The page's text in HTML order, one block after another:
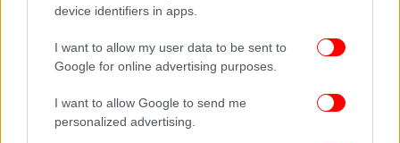
device identifiers in apps.
I want to allow my user data to be sent to
Google for online advertising purposes.
I want to allow Google to send me
personalized advertising.